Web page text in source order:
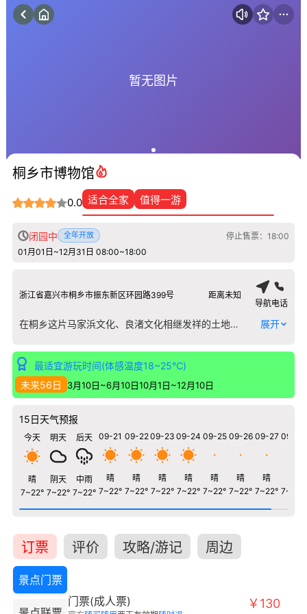
暂无图片
桐乡市博物馆
0.0 适合全家 值得一游
闭园中 全年开放
停止售票：18:00
01月01日~12月31日 08:00~18:00
浙江省嘉兴市桐乡市振东新区环园路399号
距离未知
导航电话
在桐乡这片马家浜文化、良渚文化相继发祥的土地上，桐乡市博物馆如同一座时间的容器，系统地收藏着七千年来的文明印记。馆舍建筑灵感来源于江南名石“绉云峰”，其独特的现代纹理与厚重的历史内涵形成巧妙对话。 馆内核心展览“凤栖于桐——桐乡历史文化陈列”，以考古出土文物为骨架，清晰地勾勒出从史前到明清的地方发展脉络。你可以在这里看到罗家角遗址出土的原始陶器与稻谷遗存，它们无声地诉说着江南稻作文明的起源；也能遇见良渚时期的精美玉器，感受神圣王权的余温。博物馆对本地运河文化、蚕桑丝织产业以及茅盾、丰子恺等名人故里文化均有专题展示，大量实物与文献揭示了桐乡作为文化之邦的深厚底蕴。 这里不仅陈列器物，更致力于还原历史场景与生活气息，让观众在直观体验中，完成一场与脚下这片土地漫长岁月的深度对话。 展开
最适宜游玩时间(体感温度18~25℃)
未来56日
3月10日~6月10日10月1日~12月10日
15日天气预报
今天
晴
7~22°
明天
阴天
7~22°
后天
中雨
7~22°
09-21
晴
7~22°
09-22
晴
7~22°
09-23
晴
7~22°
09-24
晴
7~22°
09-25
晴
7~22°
09-26
晴
7~22°
09-27
晴
7~22°
09-28
7~22°
订票 评价 攻略/游记 周边
景点门票
门票(成人票) ￥130